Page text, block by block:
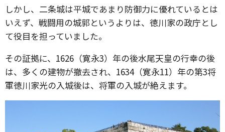
しかし、二条城は平城であまり防御力に優れているとは
いえず、戦闘用の城郭というよりは、徳川家の政庁とし
て役目を担っていました。
その証拠に、1626（寛永3）年の後水尾天皇の行幸の後
は、多くの建物が撤去され、1634（寛永11）年の第3将
軍徳川家光の入城後は、将軍の入城が絶えます。